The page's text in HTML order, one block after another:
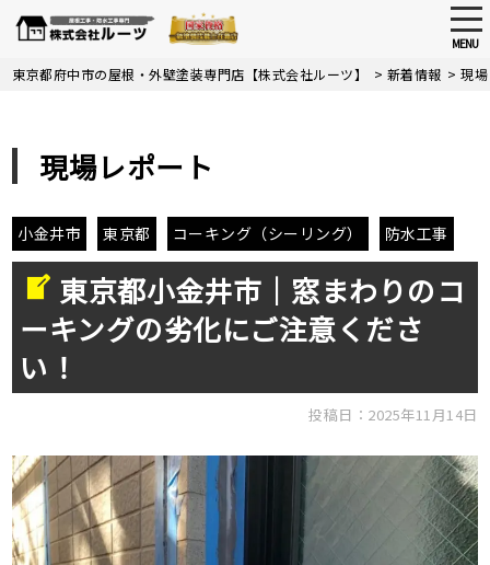
Skip
MENU
東京都府中市の屋根・外壁塗装専門店【株式会社ルーツ】 > 新着情報 >現
現場レポート
小金井市 東京都 コーキング（シーリング） 防水工事
東京都小金井市｜窓まわりのコ
ーキングの劣化にご注意くださ
い！
投稿日：2025年11月14日